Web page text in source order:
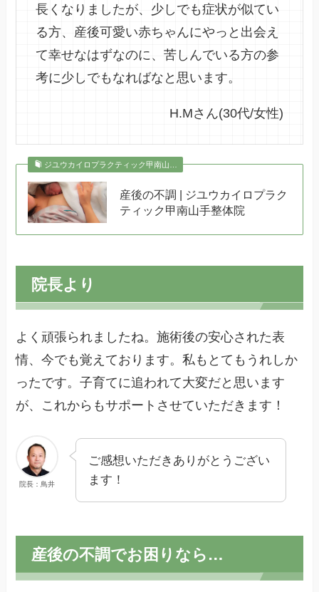
長くなりましたが、少しでも症状が似てい
る方、産後可愛い赤ちゃんにやっと出会え
て幸せなはずなのに、苦しんでいる方の参
考に少しでもなればなと思います。
H.Mさん(30代/女性)
ジユウカイロプラクティック甲南山…
産後の不調 | ジユウカイロプラク
ティック甲南山手整体院
院長より
よく頑張られましたね。施術後の安心された表
情、今でも覚えております。私もとてもうれしか
ったです。子育てに追われて大変だと思います
が、これからもサポートさせていただきます！
院長：鳥井
ご感想いただきありがとうござい
ます！
産後の不調でお困りなら…